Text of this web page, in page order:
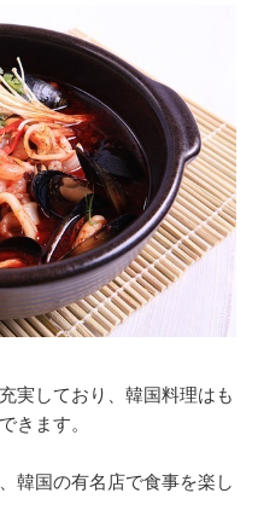
実しており、韓国料理はも
きます。
韓国の有名店で食事を楽し